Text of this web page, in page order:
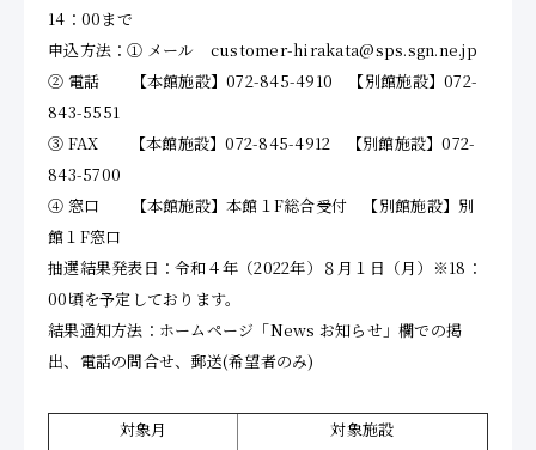
14：00まで
申込方法：① メール customer-hirakata@sps.sgn.ne.jp
② 電話 【本館施設】072-845-4910 【別館施設】072-
843-5551
③ FAX 【本館施設】072-845-4912 【別館施設】072-
843-5700
④ 窓口 【本館施設】本館１F総合受付 【別館施設】別
館１F窓口
抽選結果発表日：令和４年（2022年）８月１日（月）※18：
00頃を予定しております。
結果通知方法：ホームページ「News お知らせ」欄での掲
出、電話の問合せ、郵送(希望者のみ)
対象月 対象施設